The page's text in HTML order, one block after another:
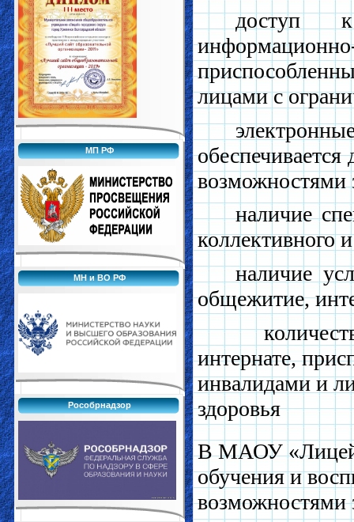
МП РФ
МН и ВО РФ
Рособрнадзор
доступ
лицами с
возможностями
наличие
коллективного
наличие
общежитие,
количество
интернате,
инвалидами и
здоровья
В МАОУ
обучения и
возможностями